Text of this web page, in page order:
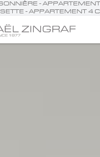
-
- APPARTEMENT 4